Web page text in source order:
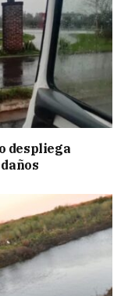
despliega